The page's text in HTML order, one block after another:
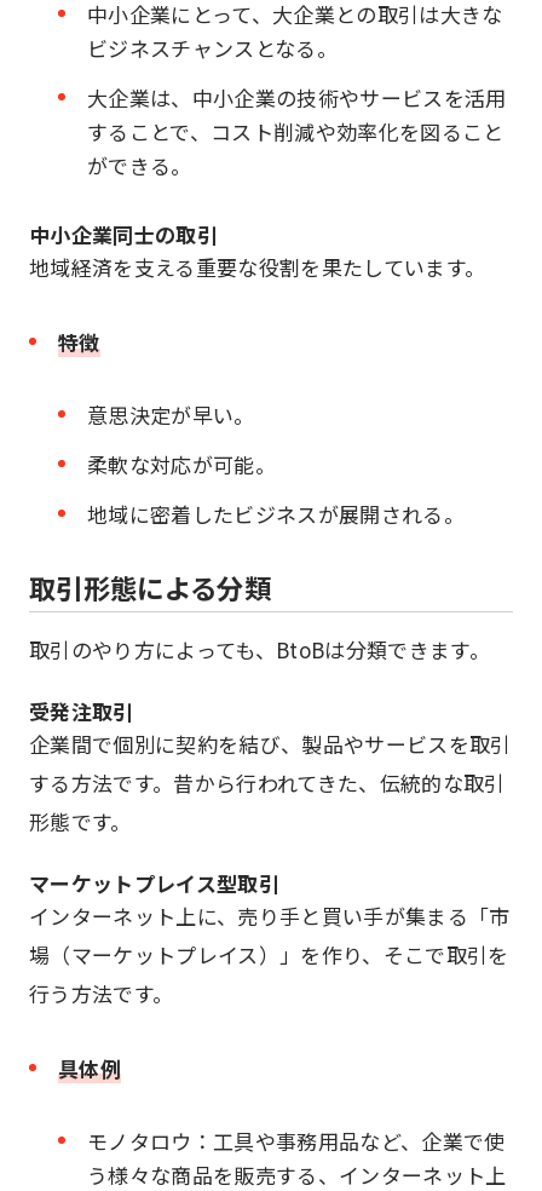
中小企業にとって、大企業との取引は大きな
ビジネスチャンスとなる。
大企業は、中小企業の技術やサービスを活用
することで、コスト削減や効率化を図ること
ができる。
中小企業同士の取引
地域経済を支える重要な役割を果たしています。
特徴
意思決定が早い。
柔軟な対応が可能。
地域に密着したビジネスが展開される。
取引形態による分類
取引のやり方によっても、BtoBは分類できます。
受発注取引
企業間で個別に契約を結び、製品やサービスを取引
する方法です。昔から行われてきた、伝統的な取引
形態です。
マーケットプレイス型取引
インターネット上に、売り手と買い手が集まる「市
場（マーケットプレイス）」を作り、そこで取引を
行う方法です。
具体例
モノタロウ：工具や事務用品など、企業で使
う様々な商品を販売する、インターネット上